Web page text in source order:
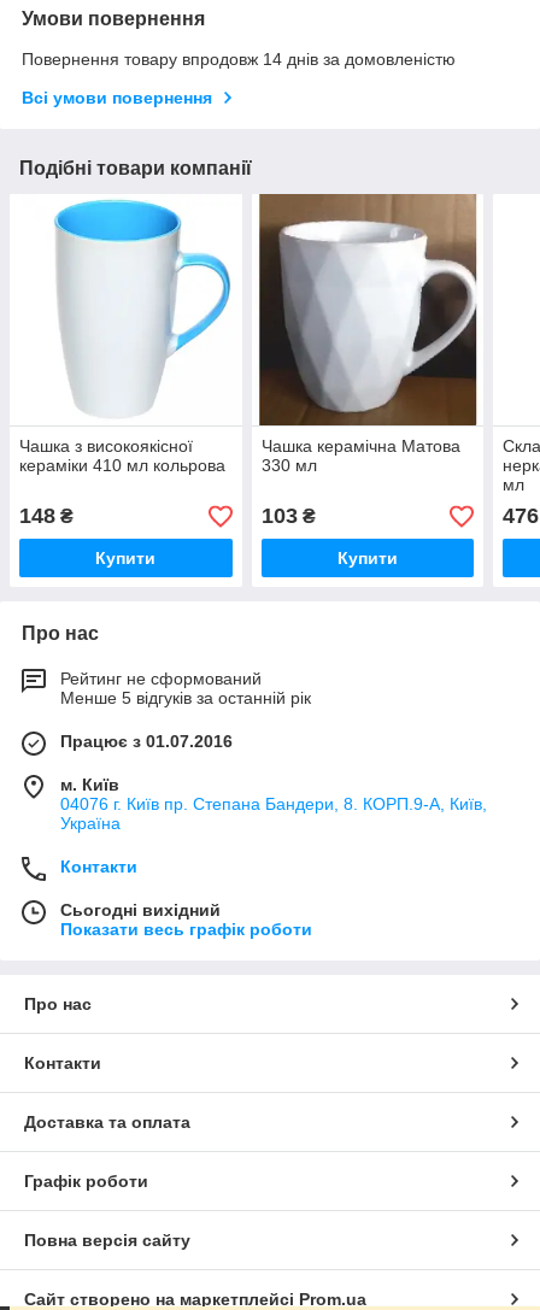
Умови повернення
Повернення товару впродовж 14 днів за домовленістю
Всі умови повернення
Подібні товари компанії
Чашка ​​з високоякісної
кераміки 410 мл кольрова
148 ₴
Купити
Чашка керамічна Матова
330 мл
103₴
Купити
мл
476
Про нас
Рейтинг не сформований
Менше 5 відгуків за останній рік
Працює з 01.07.2016
м. Київ
04076 г. Київ пр. Степана Бандери, 8. КОРП.9-А, Київ,
Україна
Контакти
Сьогодні вихідний
Показати весь графік роботи
Про нас
Контакти
Доставка та оплата
Графік роботи
Повна версія сайту
Сайт створено на маркетплейсі Prom.ua